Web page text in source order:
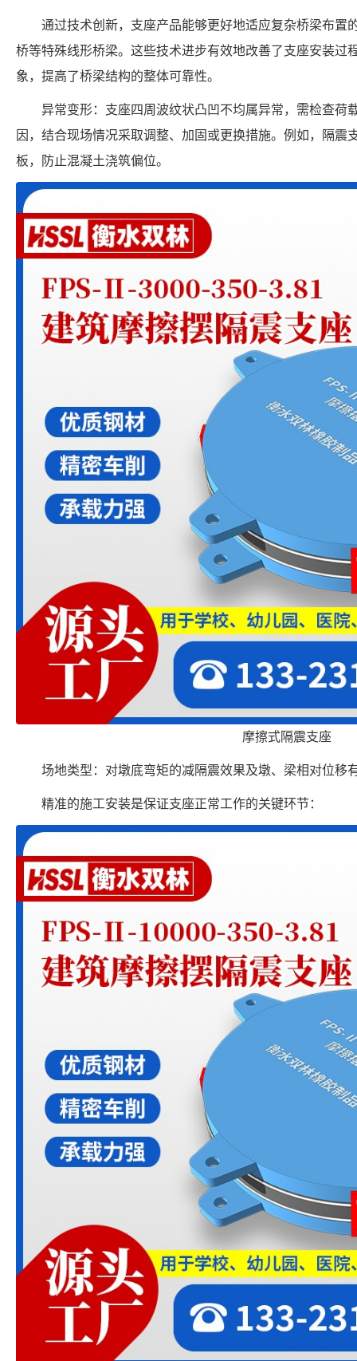
通过技术创新，支座产品能够更好地适应复杂桥梁布置
桥等特殊线形桥梁。这些技术进步有效地改善了支座安装过
象，提高了桥梁结构的整体可靠性。
异常变形：支座四周波纹状凸凹不均属异常，需检查荷
因，结合现场情况采取调整、加固或更换措施。例如，隔震
板，防止混凝土浇筑偏位。
摩擦式隔震支座
场地类型：对墩底弯矩的减隔震效果及墩、梁相对位移
精准的施工安装是保证支座正常工作的关键环节：